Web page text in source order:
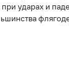
ударах и